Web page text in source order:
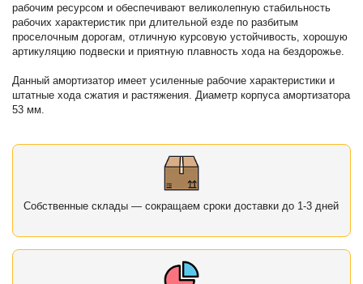
рабочим ресурсом и обеспечивают великолепную стабильность
рабочих характеристик при длительной езде по разбитым
проселочным дорогам, отличную курсовую устойчивость, хорошую
артикуляцию подвески и приятную плавность хода на бездорожье.
Данный амортизатор имеет усиленные рабочие характеристики и
штатные хода сжатия и растяжения. Диаметр корпуса амортизатора
53 мм.
Собственные склады — сокращаем сроки доставки до 1-3 дней